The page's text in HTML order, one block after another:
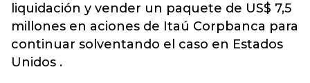
liquidación y vender un paquete de US$ 7,5
millones en aciones de Itaú Corpbanca para
continuar solventando el caso en Estados
Unidos .